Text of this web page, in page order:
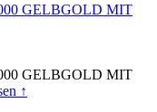
GELBGOLD MIT
GELBGOLD MIT
↑